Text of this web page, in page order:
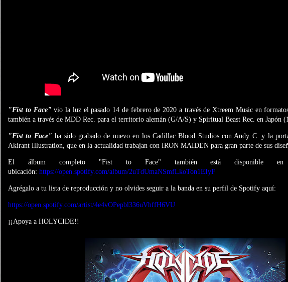
"Fist to Face"vio la luz el pasado 14 de febrero de 2020 a través de Xtreem Music en
también a través de MDD Rec. para el territorio alemán (G/A/S) y Spiritual Beast Rec. en Japón
"Fist to Face"ha sido grabado de nuevo en los Cadillac Blood Studios con Andy C. y la
Akirant Illustration, que en la actualidad trabajan con IRON MAIDEN para gran parte de sus
El álbum completo "Fist to Face" también está disponible
ubicación: https://open.spotify.com/album/2uTdUmaNSmfLkoTon1EIyF
Agrégalo a tu lista de reproducción y no olvides seguir a la banda en su perfil de Spotify aquí:
https://open.spotify.com/artist/4e4vOPepbl336uVhffH6VU
¡¡Apoya a HOLYCIDE!!